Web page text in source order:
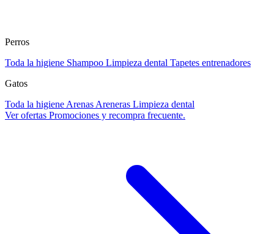
Perros
Toda la higiene Shampoo Limpieza dental Tapetes entrenadores
Gatos
Toda la higiene Arenas Areneras Limpieza dental
Ver ofertas Promociones y recompra frecuente.